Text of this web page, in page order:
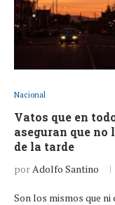
Nacional
Vatos que en
aseguran que no
de la tarde
porAdolfo Santino
Son los mismos que ni